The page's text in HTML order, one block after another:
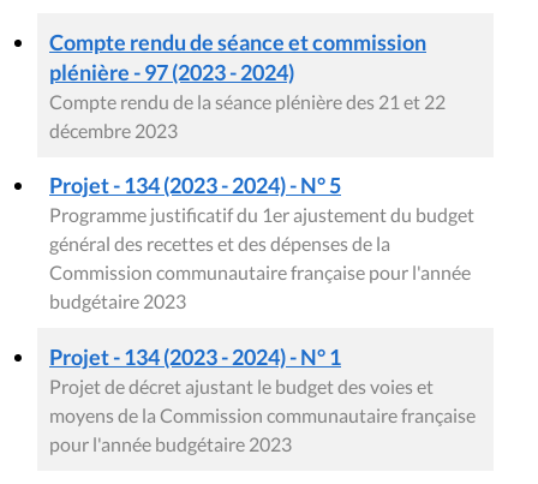
Compte rendu de séance et commission
plénière - 97 (2023 - 2024)
Compte rendu de la séance plénière des 21 et 22
décembre 2023
Projet - 134 (2023 - 2024) - N° 5
Programme justificatif du 1er ajustement du budget
général des recettes et des dépenses de la
Commission communautaire française pour l'année
budgétaire 2023
Projet - 134 (2023 - 2024) - N° 1
Projet de décret ajustant le budget des voies et
moyens de la Commission communautaire française
pour l'année budgétaire 2023